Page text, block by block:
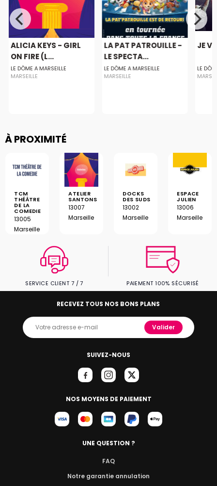
ALICIA KEYS - GIRL
ON FIRE (L...
LE DÔME A MARSEILLE
MARSEILLE
LA PAT PATROUILLE -
LE SPECTA...
LE DÔME A MARSEILLE
MARSEILLE
JE
LE
À PROXIMITÉ
TCM
THÉÂTRE
DE LA
COMEDIE
13005
Marseille
ATELIER
SANTONS
13007
Marseille
DOCKS
DES SUDS
13002
Marseille
ESPACE
JULIEN
13006
Marseille
SERVICE CLIENT 7 / 7 PAIEMENT 100% SÉCURISÉ
SUIVEZ-NOUS
NOS MOYENS DE PAIEMENT
RECEVEZ TOUS NOS BONS PLANS
Valider
UNE QUESTION ?
FAQ
Notre garantie annulation